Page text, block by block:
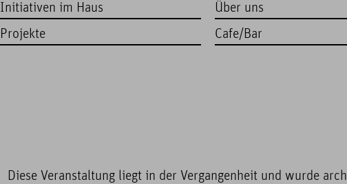
Initiativen im Haus
Projekte
Über uns
Cafe/Bar
Diese Veranstaltung liegt in der Vergangenheit und wurde